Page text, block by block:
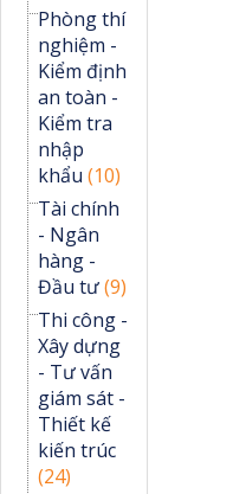
Phòng thí
nghiệm -
Kiểm định
an toàn -
Kiểm tra
nhập
khẩu (10)
Tài chính
- Ngân
hàng -
Đầu tư(9)
Thi công -
Xây dựng
- Tư vấn
giám sát -
Thiết kế
kiến trúc
(24)